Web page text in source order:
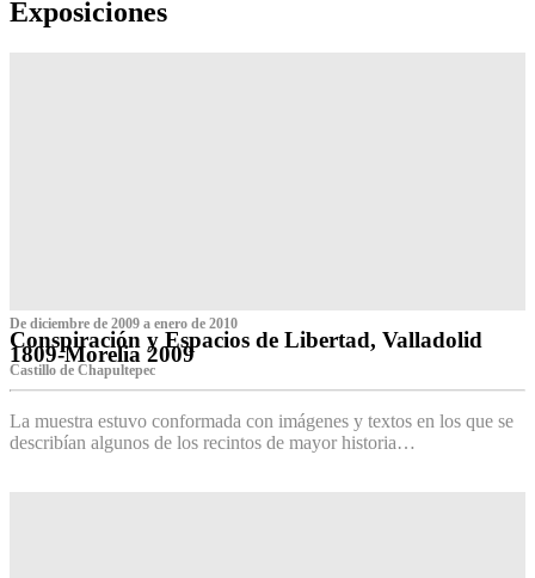
Exposiciones
De diciembre de 2009 a enero de 2010
Conspiración y Espacios de Libertad, Valladolid
1809-Morelia 2009
Castillo de Chapultepec
La muestra estuvo conformada con imágenes y textos en los que se
describían algunos de los recintos de mayor historia…